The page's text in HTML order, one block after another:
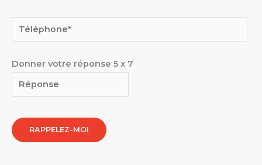
Donner votre réponse 5 x 7